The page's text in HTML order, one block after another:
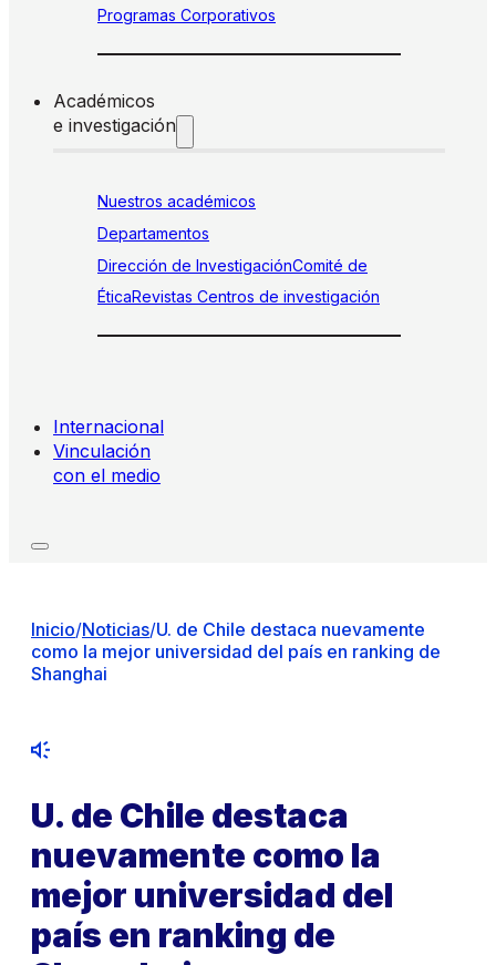
Programas Corporativos
Académicos
e investigación
Nuestros académicos
Departamentos
Dirección de InvestigaciónComité de
ÉticaRevistas Centros de investigación
Internacional
Vinculación
con el medio
Inicio/Noticias/U. de Chile destaca nuevamente
como la mejor universidad del país en ranking de
Shanghai
U. de Chile destaca
nuevamente como la
mejor universidad del
país en ranking de